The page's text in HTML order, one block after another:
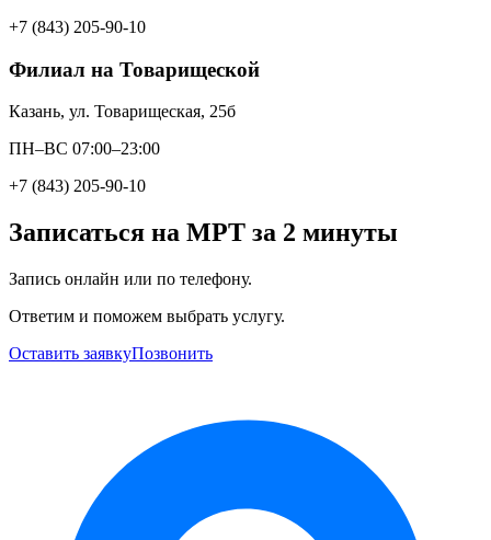
+7 (843) 205-90-10
Филиал на Товарищеской
Казань, ул. Товарищеская, 25б
ПН–ВС 07:00–23:00
+7 (843) 205-90-10
Записаться на МРТ за 2 минуты
Запись онлайн или по телефону.
Ответим и поможем выбрать услугу.
Оставить заявкуПозвонить